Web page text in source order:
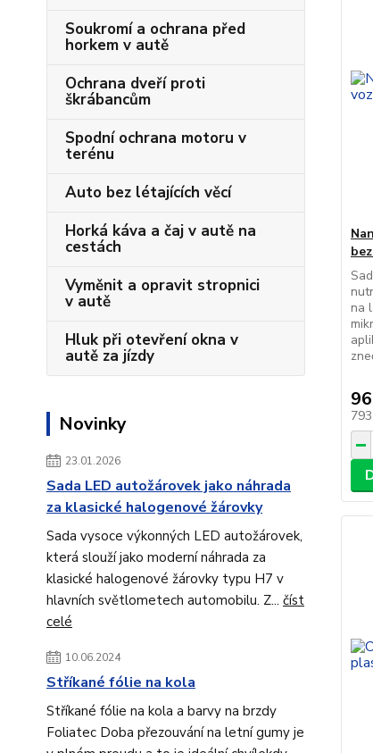
Soukromí a ochrana před
horkem v autě
Ochrana dveří proti
škrábancům
Spodní ochrana motoru v
terénu
Auto bez létajících věcí
Horká káva a čaj v autě na
cestách
Vyměnit a opravit stropnici
v autě
Hluk při otevření okna v
autě za jízdy
Novinky
23.01.2026
Sada LED autožárovek jako náhrada
za klasické halogenové žárovky
Sada vysoce výkonných LED autožárovek,
která slouží jako moderní náhrada za
klasické halogenové žárovky typu H7 v
hlavních světlometech automobilu. Z... číst
celé
10.06.2024
Stříkané fólie na kola
Stříkané fólie na kola a barvy na brzdy
Foliatec Doba přezouvání na letní gumy je
na